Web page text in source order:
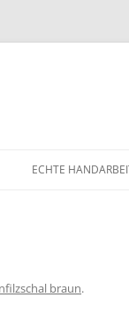
ECHTE
braun.